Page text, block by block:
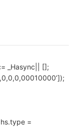
_Hasync|| [];
=